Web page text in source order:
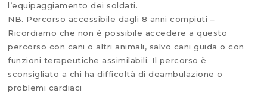
l’equipaggiamento dei soldati.
NB. Percorso accessibile dagli 8 anni compiuti –
Ricordiamo che non è possibile accedere a questo
percorso con cani o altri animali, salvo cani guida o con
funzioni terapeutiche assimilabili. Il percorso è
sconsigliato a chi ha difficoltà di deambulazione o
problemi cardiaci